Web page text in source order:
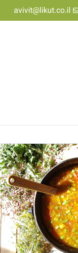
avivit@likut.co.il